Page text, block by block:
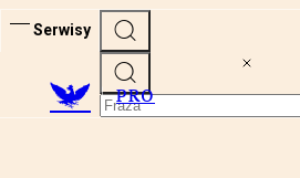
Serwisy
PRO